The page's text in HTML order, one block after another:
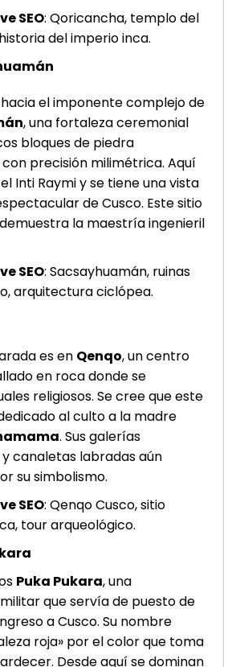
SEO: Qoricancha, templo del
del imperio inca.
el imponente complejo de
, una fortaleza ceremonial
bloques de piedra
precisión milimétrica. Aquí
Inti Raymi y se tiene una vista
de Cusco. Este sitio
la maestría ingenieril
SEO: Sacsayhuamán, ruinas
arquitectura ciclópea.
es en Qenqo, un centro
en roca donde se
religiosos. Se cree que este
al culto a la madre
. Sus galerías
canaletas labradas aún
su simbolismo.
SEO: Qenqo Cusco, sitio
tour arqueológico.
Puka Pukara, una
que servía de puesto de
a Cusco. Su nombre
roja» por el color que toma
Desde aquí se dominan